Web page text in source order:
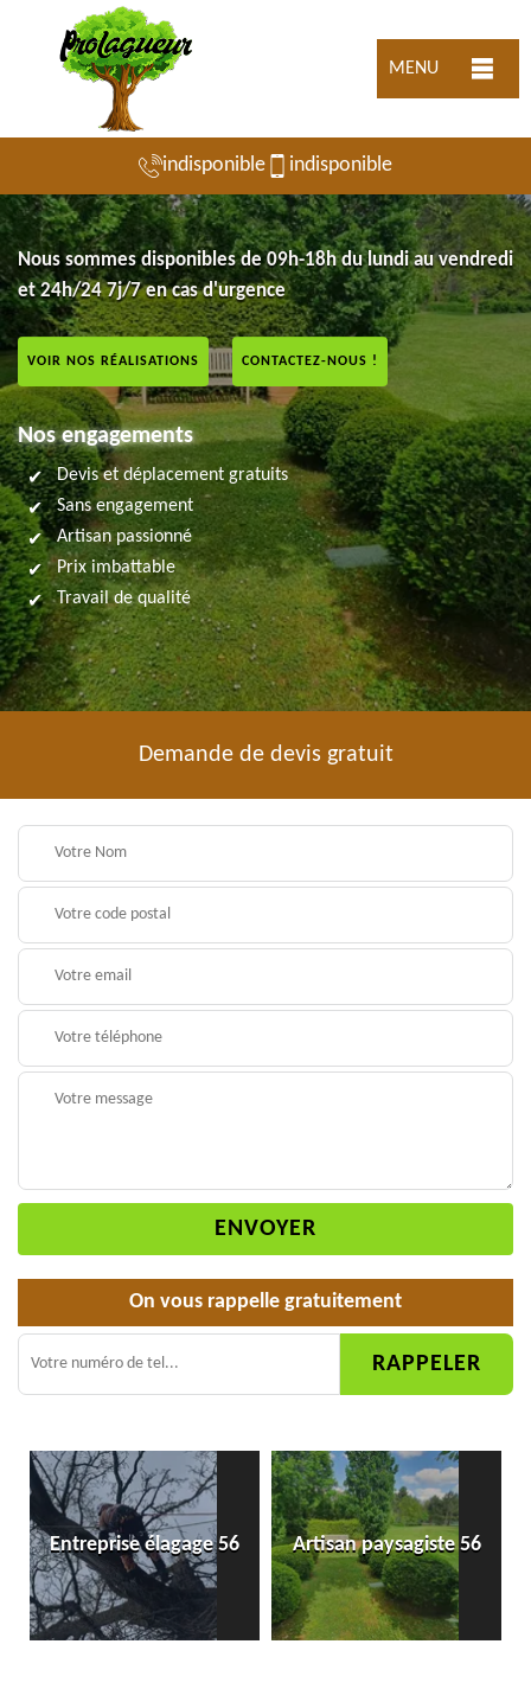
MENU
indisponible indisponible
Nous sommes disponibles de 09h-18h du lundi au vendredi
et 24h/24 7j/7 en cas d'urgence
VOIR NOS RÉALISATIONS CONTACTEZ-NOUS !
Nos engagements
Devis et déplacement gratuits
Sans engagement
Artisan passionné
Prix imbattable
Travail de qualité
Demande de devis gratuit
On vous rappelle gratuitement
Entreprise élagage 56 Artisan paysagiste 56